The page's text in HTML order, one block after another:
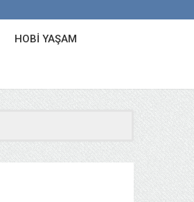
HOBI YAŞAM